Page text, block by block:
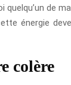
de
énergie
colère